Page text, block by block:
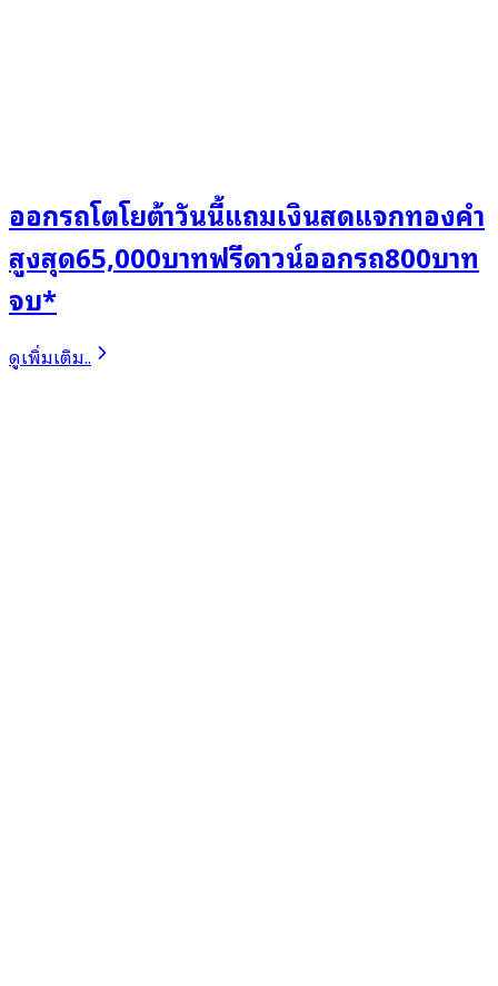
ออกรถโตโยต้าวันนี้แถมเงินสดแจกทองคำ
สูงสุด65,000บาทฟรีดาวน์ออกรถ800บาท
จบ*
ดูเพิ่มเติม..